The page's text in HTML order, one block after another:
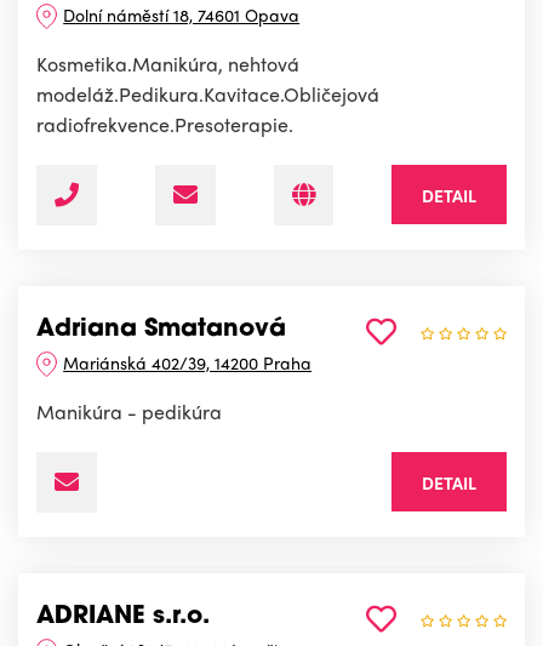
Dolní náměstí 18, 74601 Opava
Kosmetika.Manikúra, nehtová
modeláž.Pedikura.Kavitace.Obličejová
radiofrekvence.Presoterapie.
DETAIL
Adriana Smatanová
Mariánská 402/39, 14200 Praha
Manikúra - pedikúra
DETAIL
ADRIANE s.r.o.